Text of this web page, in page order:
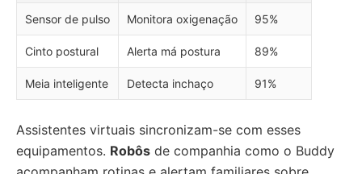
Sensor de pulso Monitora oxigenação 95%
Cinto postural Alerta má postura 89%
Meia inteligente Detecta inchaço 91%
Assistentes virtuais sincronizam-se com esses
equipamentos. Robôs de companhia como o Buddy